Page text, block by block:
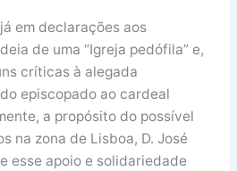
em declarações aos
de uma “Igreja pedófila” e,
críticas à alegada
episcopado ao cardeal
a propósito do possível
na zona de Lisboa, D. José
esse apoio e solidariedade